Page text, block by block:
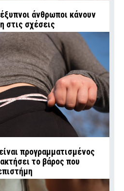
άνθρωποι κάνουν
στις σχέσεις
προγραμματισμένος
το βάρος που